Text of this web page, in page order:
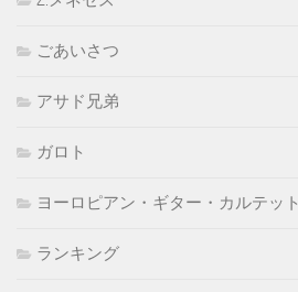
ごあいさつ
アサド兄弟
ガロト
ヨーロピアン・ギター・カルテット
ランキング